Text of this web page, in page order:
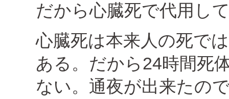
だから心臓死で代用し
心臓死は本来人の死で
ある。だから24時間死
ない。通夜が出来たの